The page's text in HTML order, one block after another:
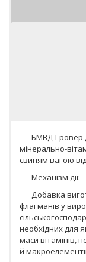
БМВД Гровер
мінерально-
свиням вагою
Механізм дії:
Добавка
флагманів у
необхідних для
маси вітамінів,
й